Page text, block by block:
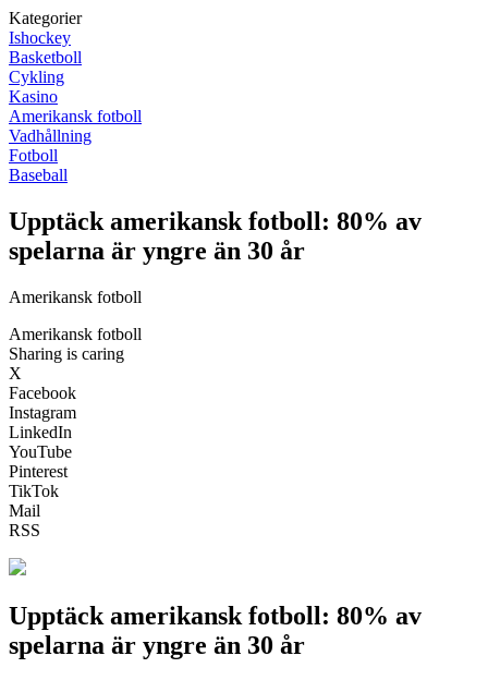
Kategorier
Ishockey
Basketboll
Cykling
Kasino
Amerikansk fotboll
Vadhållning
Fotboll
Baseball
Upptäck amerikansk fotboll: 80% av
spelarna är yngre än 30 år
Amerikansk fotboll
Amerikansk fotboll
Sharing is caring
X
Facebook
Instagram
LinkedIn
YouTube
Pinterest
TikTok
Mail
RSS
Upptäck amerikansk fotboll: 80% av
spelarna är yngre än 30 år